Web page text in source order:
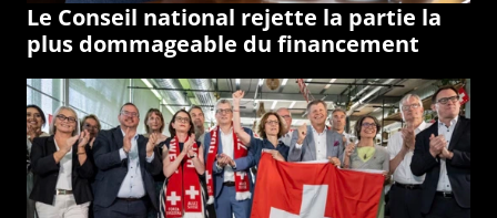
Le Conseil national rejette la partie la
plus dommageable du financement